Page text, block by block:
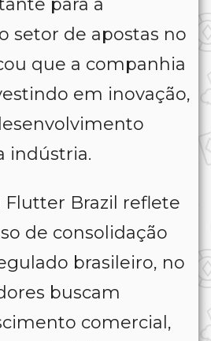
para a
setor de apostas no
que a companhia
em inovação,
indústria.
Flutter Brazil reflete
de consolidação
brasileiro, no
buscam
comercial,